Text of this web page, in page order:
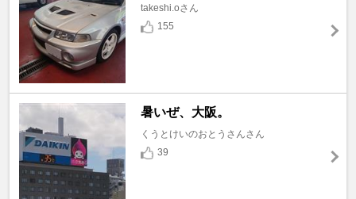
takeshi.oさん
155
暑いぜ、大阪。
くうとけいのおとうさんさん
39